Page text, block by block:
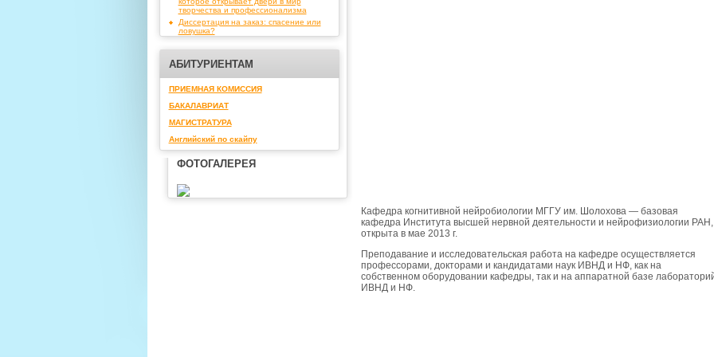
творчества и профессионализма
Диссертация на заказ: спасение или
ловушка?
АБИТУРИЕНТАМ
ПРИЕМНАЯ КОМИССИЯ
БАКАЛАВРИАТ
МАГИСТРАТУРА
Английский по скайпу
ФОТОГАЛЕРЕЯ
Кафедра когнитивной нейробиологии МГГУ им. Шолохова — базовая
кафедра Института высшей нервной деятельности и нейрофизиологии РАН,
открыта в мае 2013 г.
Преподавание и исследовательская работа на кафедре осуществляется
профессорами, докторами и кандидатами наук ИВНД и НФ, как на
собственном оборудовании кафедры, так и на аппаратной базе
ИВНД и НФ.